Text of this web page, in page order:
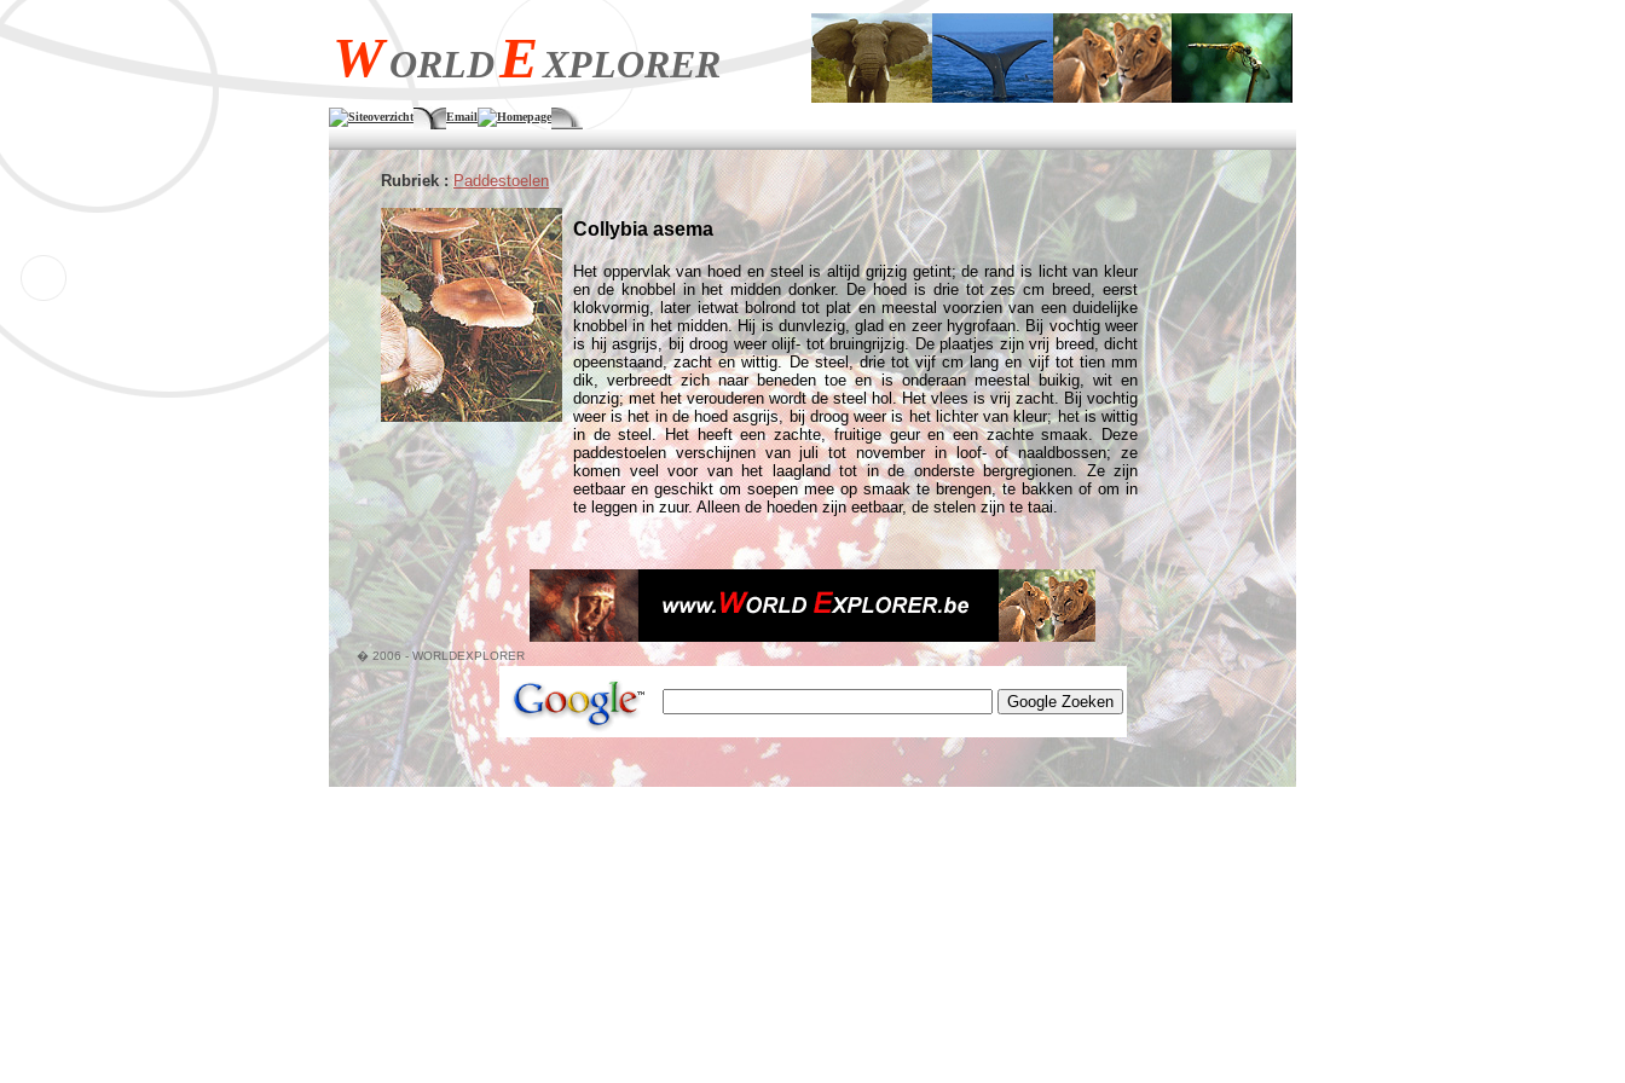
WORLDEXPLORER
Siteoverzicht Email Homepage
Rubriek : Paddestoelen
Collybia asema
Het oppervlak van hoed en steel is altijd grijzig getint; de rand is licht van kleur
en de knobbel in het midden donker. De hoed is drie tot zes cm breed, eerst
klokvormig, later ietwat bolrond tot plat en meestal voorzien van een duidelijke
knobbel in het midden. Hij is dunvlezig, glad en zeer hygrofaan. Bij vochtig weer
is hij asgrijs, bij droog weer olijf- tot bruingrijzig. De plaatjes zijn vrij breed, dicht
opeenstaand, zacht en wittig. De steel, drie tot vijf cm lang en vijf tot tien mm
dik, verbreedt zich naar beneden toe en is onderaan meestal buikig, wit en
donzig; met het verouderen wordt de steel hol. Het vlees is vrij zacht. Bij vochtig
weer is het in de hoed asgrijs, bij droog weer is het lichter van kleur; het is wittig
in de steel. Het heeft een zachte, fruitige geur en een zachte smaak. Deze
paddestoelen verschijnen van juli tot november in loof- of naaldbossen; ze
komen veel voor van het laagland tot in de onderste bergregionen. Ze zijn
eetbaar en geschikt om soepen mee op smaak te brengen, te bakken of om in
te leggen in zuur. Alleen de hoeden zijn eetbaar, de stelen zijn te taai.
� 2006 - WORLDEXPLORER